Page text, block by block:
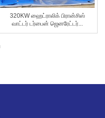
320KW ஹைட்ராலிக் பிரான்சிஸ்
வாட்டர் டர்பைன் ஜெனரேட்டர்...